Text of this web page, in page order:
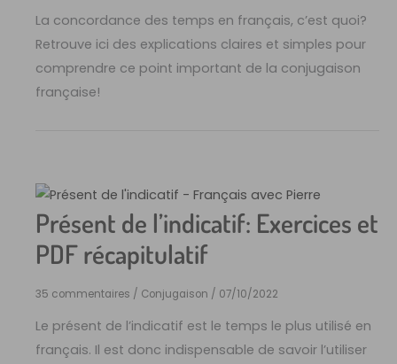
La concordance des temps en français, c’est quoi?
Retrouve ici des explications claires et simples pour
comprendre ce point important de la conjugaison
française!
Présent de l’indicatif: Exercices et
PDF récapitulatif
35 commentaires / Conjugaison / 07/10/2022
Le présent de l’indicatif est le temps le plus utilisé en
français. Il est donc indispensable de savoir l’utiliser